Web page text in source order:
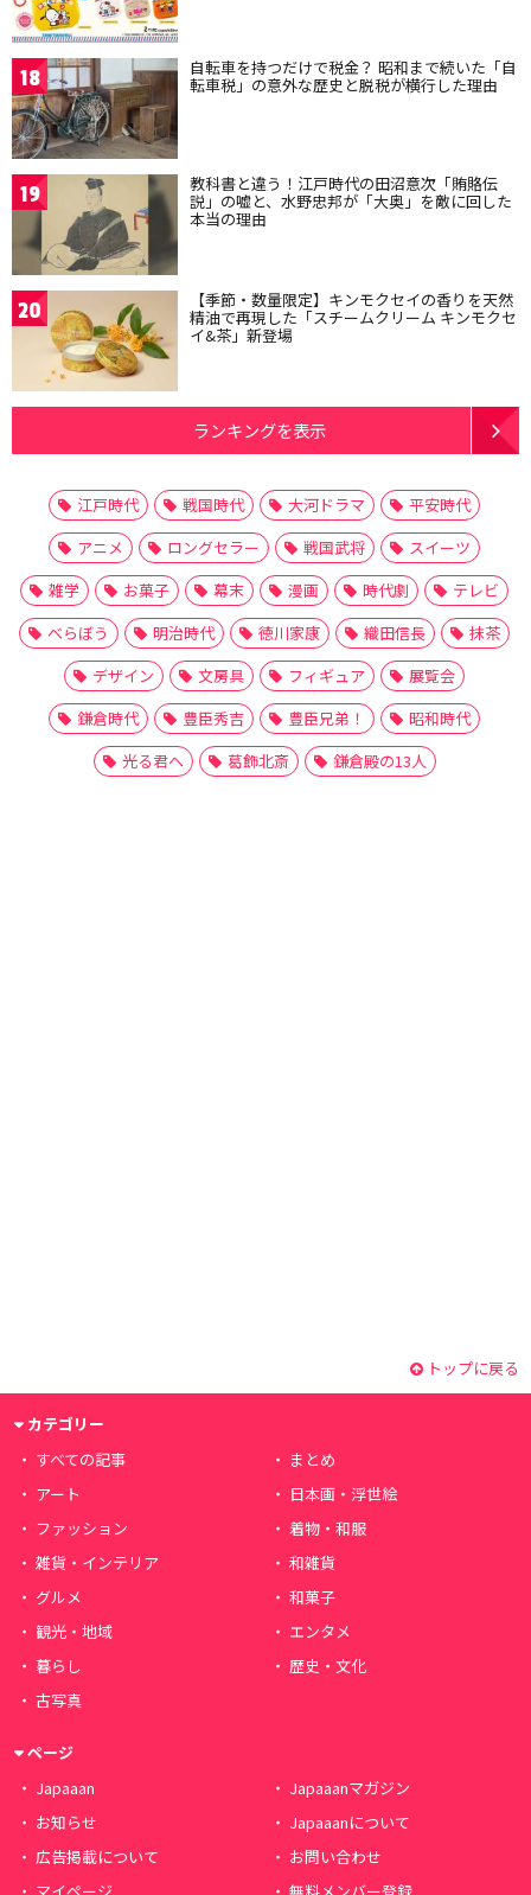
18 自転車を持つだけで税金？ 昭和まで続いた「自
転車税」の意外な歴史と脱税が横行した理由
19 教科書と違う！江戸時代の田沼意次「賄賂伝
説」の嘘と、水野忠邦が「大奥」を敵に回した
本当の理由
20 【季節・数量限定】キンモクセイの香りを天然
精油で再現した「スチームクリーム キンモクセ
イ&茶」新登場
ランキングを表示
江戸時代 戦国時代 大河ドラマ
平安時代
アニメ
ロングセラー 戦国武将
スイーツ
雑学
お菓子 幕末 漫画 時代劇
テレビ
べらぼう
明治時代 徳川家康 織田信長
抹茶
デザイン
文房具 フィギュア
展覧会
鎌倉時代
豊臣秀吉 豊臣兄弟！
昭和時代
光る君へ
葛飾北斎 鎌倉殿の13人
トップに戻る
カテゴリー
すべての記事
まとめ
アート
日本画・浮世絵
ファッション
着物・和服
雑貨・インテリア
和雑貨
グルメ
和菓子
観光・地域
エンタメ
暮らし
歴史・文化
古写真
ページ
Japaaan
Japaaanマガジン
お知らせ
Japaaanについて
広告掲載について
お問い合わせ